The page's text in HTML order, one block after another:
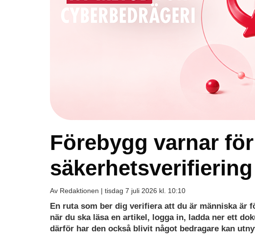
Förebygg varnar
Av Redaktionen | tisdag 7 juli 2026 kl. 10:10
En ruta som ber dig verifiera att du är människa är
när du ska läsa en artikel, logga in, ladda ner ett
därför har den också blivit något bedragare kan